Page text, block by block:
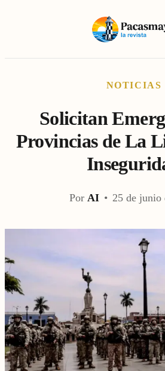
NOTICIAS
Solicitan
Provincias de La
Por AI • 25 de junio